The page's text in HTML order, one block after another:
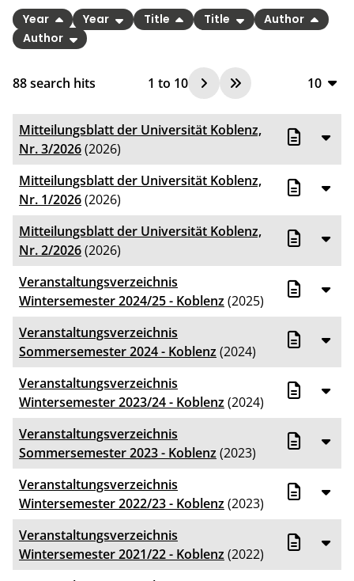
88search hits 1 to 10
10
20
Year Year Title Title
Author
Author
Mitteilungsblatt der Universität Koblenz,
Nr. 3/2026(2026)
Mitteilungsblatt der Universität Koblenz,
Nr. 1/2026(2026)
Mitteilungsblatt der Universität Koblenz,
Nr. 2/2026(2026)
Veranstaltungsverzeichnis
Wintersemester 2024/25 - Koblenz(2025)
Veranstaltungsverzeichnis
Sommersemester 2024 - Koblenz(2024)
Veranstaltungsverzeichnis
Wintersemester 2023/24 - Koblenz(2024)
Veranstaltungsverzeichnis
Sommersemester 2023 - Koblenz(2023)
Veranstaltungsverzeichnis
Wintersemester 2022/23 - Koblenz(2023)
Veranstaltungsverzeichnis
Wintersemester 2021/22 - Koblenz(2022)